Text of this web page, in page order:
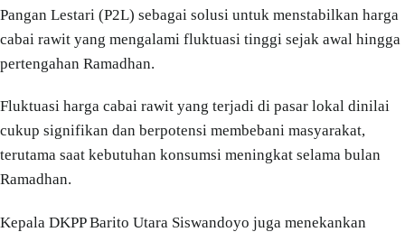
Pangan Lestari (P2L) sebagai solusi untuk menstabilkan harga
cabai rawit yang mengalami fluktuasi tinggi sejak awal hingga
pertengahan Ramadhan.
Fluktuasi harga cabai rawit yang terjadi di pasar lokal dinilai
cukup signifikan dan berpotensi membebani masyarakat,
terutama saat kebutuhan konsumsi meningkat selama bulan
Ramadhan.
Kepala DKPP Barito Utara Siswandoyo juga menekankan